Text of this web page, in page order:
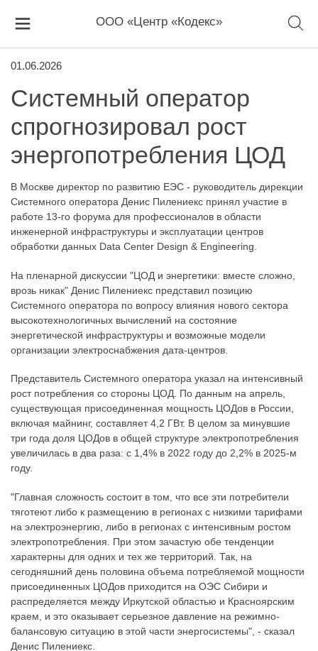
ООО «Центр «Кодекс»
01.06.2026
Системный оператор
спрогнозировал рост
энергопотребления ЦОД
В Москве директор по развитию ЕЭС - руководитель дирекции
Системного оператора Денис Пилениекс принял участие в
работе 13-го форума для профессионалов в области
инженерной инфраструктуры и эксплуатации центров
обработки данных Data Center Design & Engineering.
На пленарной дискуссии "ЦОД и энергетики: вместе сложно,
врозь никак" Денис Пилениекс представил позицию
Системного оператора по вопросу влияния нового сектора
высокотехнологичных вычислений на состояние
энергетической инфраструктуры и возможные модели
организации электроснабжения дата-центров.
Представитель Системного оператора указал на интенсивный
рост потребления со стороны ЦОД. По данным на апрель,
существующая присоединенная мощность ЦОДов в России,
включая майнинг, составляет 4,2 ГВт. В целом за минувшие
три года доля ЦОДов в общей структуре электропотребления
увеличилась в два раза: с 1,4% в 2022 году до 2,2% в 2025-м
году.
"Главная сложность состоит в том, что все эти потребители
тяготеют либо к размещению в регионах с низкими тарифами
на электроэнергию, либо в регионах с интенсивным ростом
электропотребления. При этом зачастую обе тенденции
характерны для одних и тех же территорий. Так, на
сегодняшний день половина объема потребляемой мощности
присоединенных ЦОДов приходится на ОЭС Сибири и
распределяется между Иркутской областью и Красноярским
краем, и это оказывает серьезное давление на режимно-
балансовую ситуацию в этой части энергосистемы", - сказал
Денис Пилениекс.